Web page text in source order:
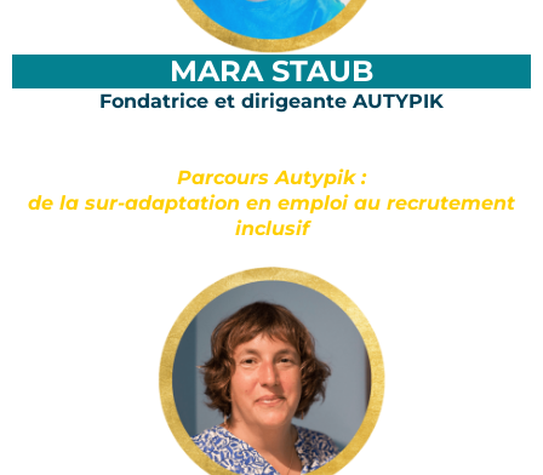
MARA STAUB
Fondatrice et dirigeante AUTYPIK
Parcours Autypik :
de la sur-adaptation en emploi au recrutement
inclusif